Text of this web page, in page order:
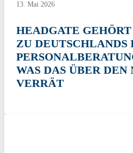
13. Mai 2026
HEADGATE
ZU DEUTSCHLANDS
WAS DAS ÜBER
VERRÄT